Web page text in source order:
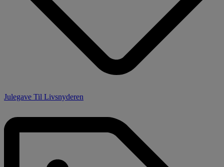
Julegave Til Livsnyderen